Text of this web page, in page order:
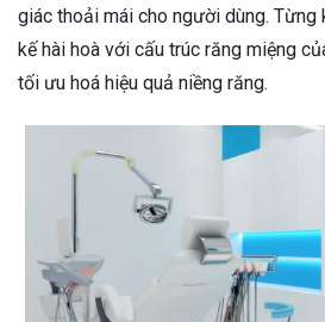
giác thoải mái cho người dùng. Từng
kế hài hoà với cấu trúc răng miệng
tối ưu hoá hiệu quả niềng răng.